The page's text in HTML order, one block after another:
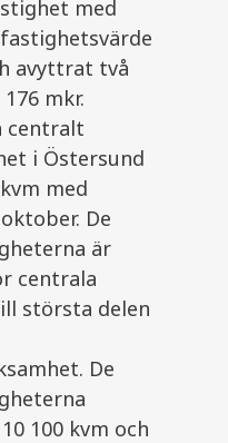
med
avyttrat två
mkr.
centralt
i Östersund
med
De
är
centrala
största delen
De
100 kvm och